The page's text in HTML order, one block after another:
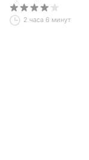
2 часа 6 минут